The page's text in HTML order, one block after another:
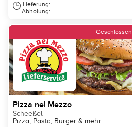
Lieferung:
Abholung:
Geschlossen
Pizza nel Mezzo
Scheeßel
Pizza, Pasta, Burger & mehr